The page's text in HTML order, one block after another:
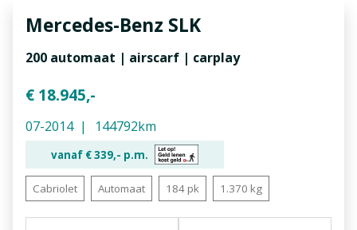
Mercedes-Benz SLK
200 automaat | airscarf | carplay
€ 18.945,-
07-2014 144792km
vanaf €339,- p.m.
Cabriolet Automaat 184 pk 1.370 kg